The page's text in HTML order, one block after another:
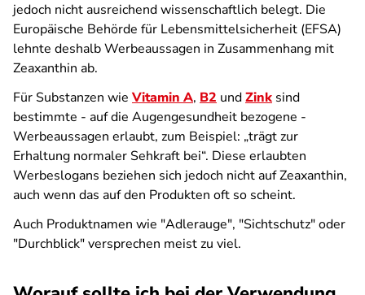
jedoch nicht ausreichend wissenschaftlich belegt. Die
Europäische Behörde für Lebensmittelsicherheit (EFSA)
lehnte deshalb Werbeaussagen in Zusammenhang mit
Zeaxanthin ab.
Für Substanzen wie Vitamin A, B2 undZink sind
bestimmte - auf die Augengesundheit bezogene -
Werbeaussagen erlaubt, zum Beispiel: „trägt zur
Erhaltung normaler Sehkraft bei“. Diese erlaubten
Werbeslogans beziehen sich jedoch nicht auf Zeaxanthin,
auch wenn das auf den Produkten oft so scheint.
Auch Produktnamen wie "Adlerauge", "Sichtschutz" oder
"Durchblick" versprechen meist zu viel.